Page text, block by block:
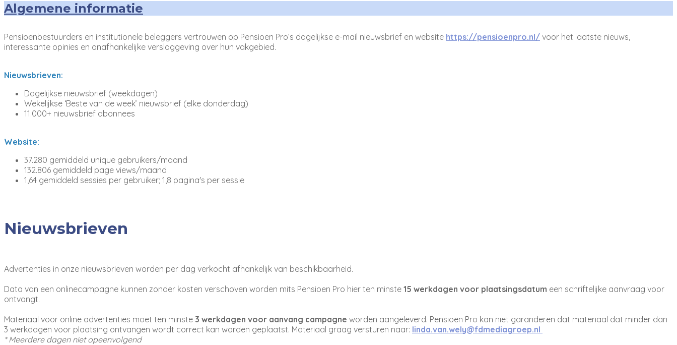
Algemene informatie
Pensioenbestuurders en institutionele beleggers vertrouwen op Pensioen Pro’s dagelijkse e-mail nieuwsbrief en website https://pensioenpro.nl/ voor het laatste nieuws,
interessante opinies en onafhankelijke verslaggeving over hun vakgebied.
Nieuwsbrieven:
Dagelijkse nieuwsbrief (weekdagen)
Wekelijkse ‘Beste van de week’ nieuwsbrief (elke donderdag)
11.000+ nieuwsbrief abonnees
Website:
37.280 gemiddeld unique gebruikers/maand
132.806 gemiddeld page views/maand
1,64 gemiddeld sessies per gebruiker; 1,8 pagina's per sessie
Nieuwsbrieven
Advertenties in onze nieuwsbrieven worden per dag verkocht afhankelijk van beschikbaarheid.
Data van een onlinecampagne kunnen zonder kosten verschoven worden mits Pensioen Pro hier ten minste 15 werkdagen voor plaatsingsdatum een schriftelijke aanvraag voor
ontvangt.
Materiaal voor online advertenties moet ten minste 3 werkdagen voor aanvang campagne worden aangeleverd. Pensioen Pro kan niet garanderen dat materiaal dat minder dan
3 werkdagen voor plaatsing ontvangen wordt correct kan worden geplaatst. Materiaal graag versturen naar: linda.van.wely@fdmediagroep.nl
* Meerdere dagen niet opeenvolgend